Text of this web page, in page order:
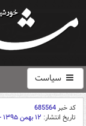
سیاست
کد خبر685564
تاریخ انتشار: ۱۲ بهمن ۱۳۹۵ - ۱۱:۳۹